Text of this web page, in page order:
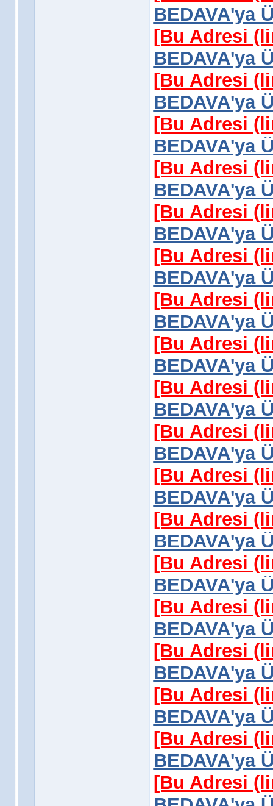
BEDAVA'ya
[Bu Adresi
BEDAVA'ya
[Bu Adresi
BEDAVA'ya
[Bu Adresi
BEDAVA'ya
[Bu Adresi
BEDAVA'ya
[Bu Adresi
BEDAVA'ya
[Bu Adresi
BEDAVA'ya
[Bu Adresi
BEDAVA'ya
[Bu Adresi
BEDAVA'ya
[Bu Adresi
BEDAVA'ya
[Bu Adresi
BEDAVA'ya
[Bu Adresi
BEDAVA'ya
[Bu Adresi
BEDAVA'ya
[Bu Adresi
BEDAVA'ya
[Bu Adresi
BEDAVA'ya
[Bu Adresi
BEDAVA'ya
[Bu Adresi
BEDAVA'ya
[Bu Adresi
BEDAVA'ya
[Bu Adresi